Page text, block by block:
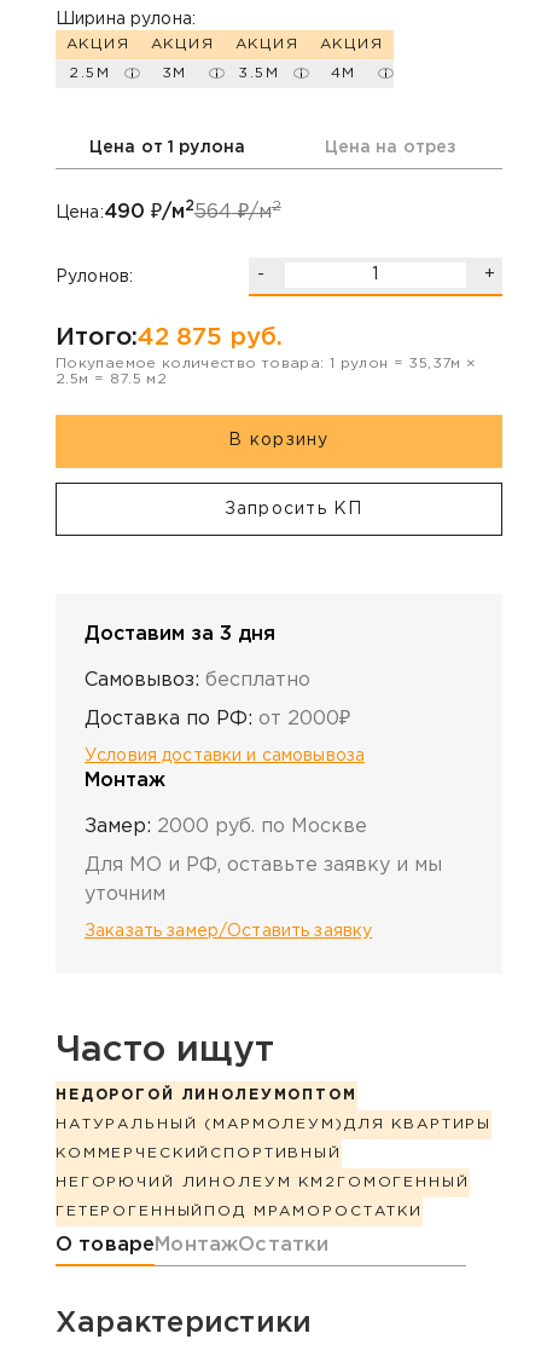
Ширина рулона:
АКЦИЯ
2.5М
АКЦИЯ
3М
АКЦИЯ
3.5М
АКЦИЯ
4М
Цена от 1 рулона Цена на отрез
Цена:490 ₽/м2564₽/м2
Рулонов: - +
Итого:42 875 руб.
Покупаемое количество товара: 1 рулон = 35,37м ×
2.5м = 87.5 м2
В корзину
Запросить КП
Доставим за 3 дня
Самовывоз: бесплатно
Доставка по РФ: от 2000₽
Условия доставки и самовывоза
Монтаж
Замер: 2000 руб. по Москве
Для МО и РФ, оставьте заявку и мы
уточним
Заказать замер/Оставить заявку
Часто ищут
НЕДОРОГОЙ ЛИНОЛЕУМ ОПТОМ
НАТУРАЛЬНЫЙ (МАРМОЛЕУМ) ДЛЯ КВАРТИРЫ
КОММЕРЧЕСКИЙ СПОРТИВНЫЙ
НЕГОРЮЧИЙ ЛИНОЛЕУМ КМ2 ГОМОГЕННЫЙ
ГЕТЕРОГЕННЫЙ ПОД МРАМОР ОСТАТКИ
Информация о товаре
О товаре МонтажОстатки
Характеристики